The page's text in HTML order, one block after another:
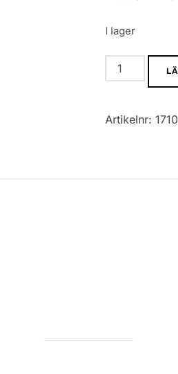
I lager
1206
SMD
105
Artikelnr: